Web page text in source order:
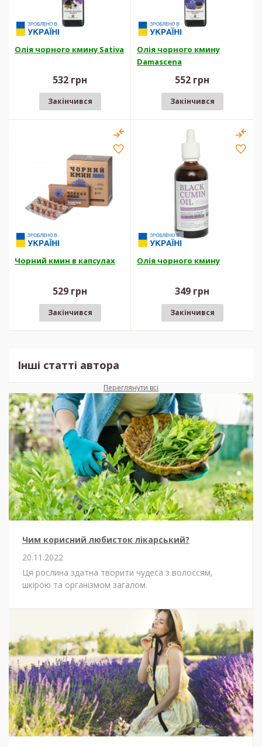
Олія чорного кмину Sativa
532 грн
Закінчився
Олія чорного кмину
Damascena
552 грн
Закінчився
Чорний кмин в капсулах
529 грн
Закінчився
Олія чорного кмину
349 грн
Закінчився
Інші статті автора
Переглянути всі
Чим корисний любисток лікарський?
20.11.2022
Ця рослина здатна творити чудеса з волоссям,
шкірою та організмом загалом.